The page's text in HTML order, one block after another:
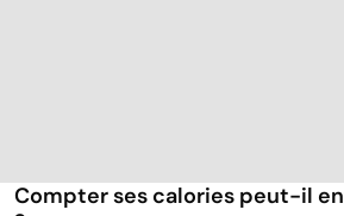
Compter ses calories peut-il